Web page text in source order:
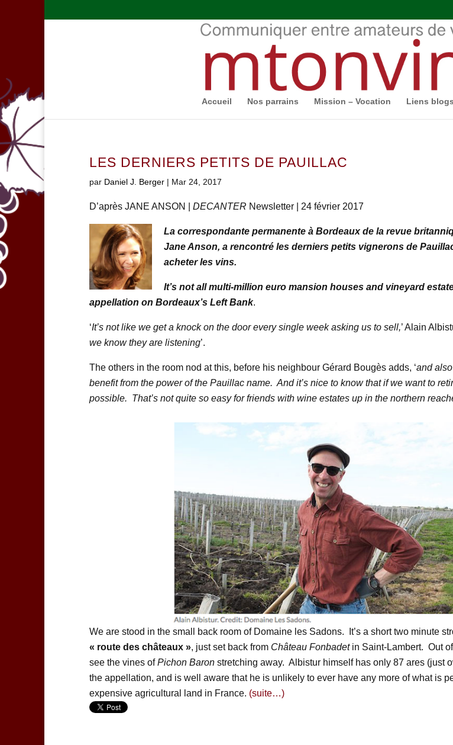
Accueil Nos parrains Mission – Vocation Liens
LES DERNIERS PETITS DE PAUILLAC
par Daniel J. Berger| Mar 24, 2017
D’après JANE ANSON | DECANTER Newsletter | 24 février 2017
La correspondante permanente à Bordeaux de la revue
Jane Anson, a rencontré les derniers petits vignerons de
acheter les vins.
It’s not all multi-million euro mansion houses and vineyard
appellation on Bordeaux’s Left Bank.
‘It’s not like we get a knock on the door every single week asking us to sell,’ Alain
we know they are listening’.
The others in the room nod at this, before his neighbour Gérard Bougès adds, ‘and
benefit from the power of the Pauillac name. And it’s nice to know that if we want to
possible. That’s not quite so easy for friends with wine estates up in the northern
We are stood in the small back room of Domaine les Sadons. It’s a short two minute
« route des châteaux », just set back from Château Fonbadetin Saint-Lambert. Out
see the vines ofPichon Baronstretching away. Albistur himself has only 87 ares (just
the appellation, and is well aware that he is unlikely to ever have any more of what is
expensive agricultural land in France. (suite…)